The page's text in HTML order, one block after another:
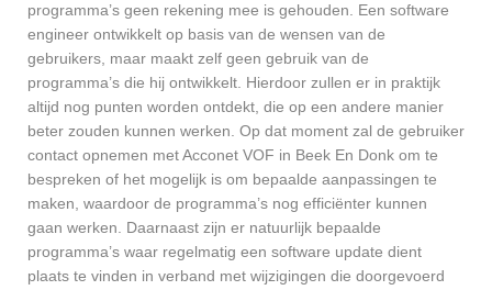
programma’s geen rekening mee is gehouden. Een software
engineer ontwikkelt op basis van de wensen van de
gebruikers, maar maakt zelf geen gebruik van de
programma’s die hij ontwikkelt. Hierdoor zullen er in praktijk
altijd nog punten worden ontdekt, die op een andere manier
beter zouden kunnen werken. Op dat moment zal de gebruiker
contact opnemen met Acconet VOF in Beek En Donk om te
bespreken of het mogelijk is om bepaalde aanpassingen te
maken, waardoor de programma’s nog efficiënter kunnen
gaan werken. Daarnaast zijn er natuurlijk bepaalde
programma’s waar regelmatig een software update dient
plaats te vinden in verband met wijzigingen die doorgevoerd